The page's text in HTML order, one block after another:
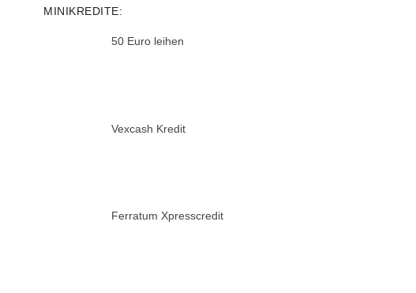
MINIKREDITE:
50 Euro leihen
Vexcash Kredit
Ferratum Xpresscredit